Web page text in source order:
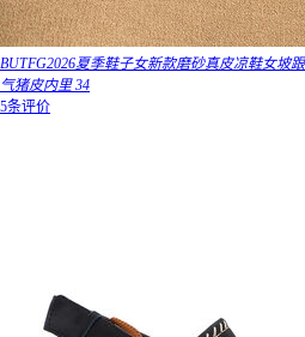
BUTFG2026夏季鞋子女新款磨砂真皮凉鞋女坡
气猪皮内里 34
5条评价